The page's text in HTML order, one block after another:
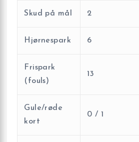
Skud på mål 2
Hjørnespark 6
Frispark
(fouls)
13
Gule/røde
kort
0 / 1